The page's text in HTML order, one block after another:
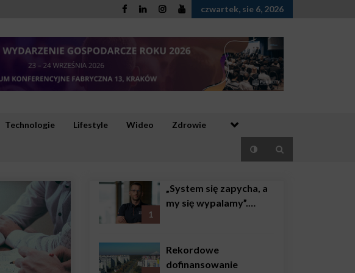
czwartek, sie 6, 2026
Technologie Lifestyle Wideo Zdrowie
1
„System się zapycha, a
my się wypalamy”.
Bączkowski, mówi
wprost: problemem są
Rekordowe
dofinansowanie